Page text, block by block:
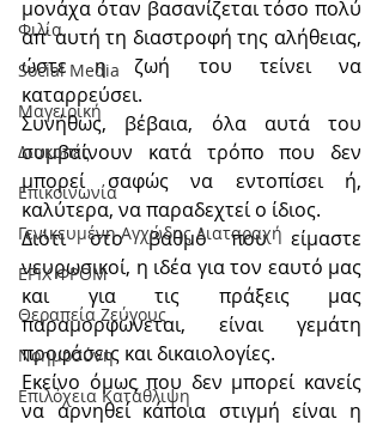
Φιλία
Social Media
Μαγειρική
Διακοπές
Επικοινωνία
Γενικευμένη Αγχώδης Διαταραχή
ΕΡΙΧ ΦΡΟΜ
Θεραπεία Ζεύγους
Νοημοσύνη
Επιλόχεια Κατάθλιψη
μονάχα όταν βασανίζεται τόσο πολύ
απ’ αυτή τη διαστροφή της αλήθειας,
ώστε η ζωή του τείνει να
καταρρεύσει.
Συνήθως, βέβαια, όλα αυτά του
συμβαίνουν κατά τρόπο που δεν
μπορεί σαφώς να εντοπίσει ή,
καλύτερα, να παραδεχτεί ο ίδιος.
Διότι στο βαθμό που είμαστε
νευρωσικοί, η ιδέα για τον εαυτό μας
και για τις πράξεις μας
παραμορφώνεται, είναι γεμάτη
προφάσεις και δικαιολογίες.
Εκείνο όμως που δεν μπορεί κανείς
να αρνηθεί κάποια στιγμή είναι η